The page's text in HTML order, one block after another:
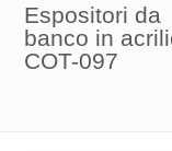
Espositori da
banco in
COT-097